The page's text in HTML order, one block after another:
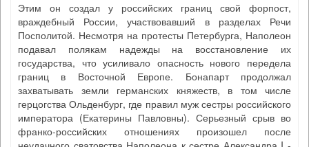
Этим он создал у российских границ свой форпост,
враждебный России, участвовавший в разделах Речи
Посполитой. Несмотря на протесты Петербурга, Наполеон
подавал полякам надежды на восстановление их
государства, что усиливало опасность нового передела
границ в Восточной Европе. Бонапарт продолжал
захватывать земли германских княжеств, в том числе
герцогства Ольденбург, где правил муж сестры российского
императора (Екатерины Павловны). Серьезный срыв во
франко-российских отношениях произошел после